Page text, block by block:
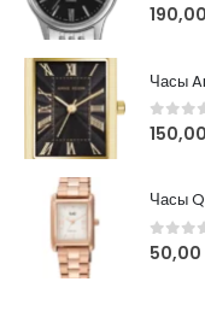
0out
190,00
Часы
0out
150,00
Часы
0out
50,00